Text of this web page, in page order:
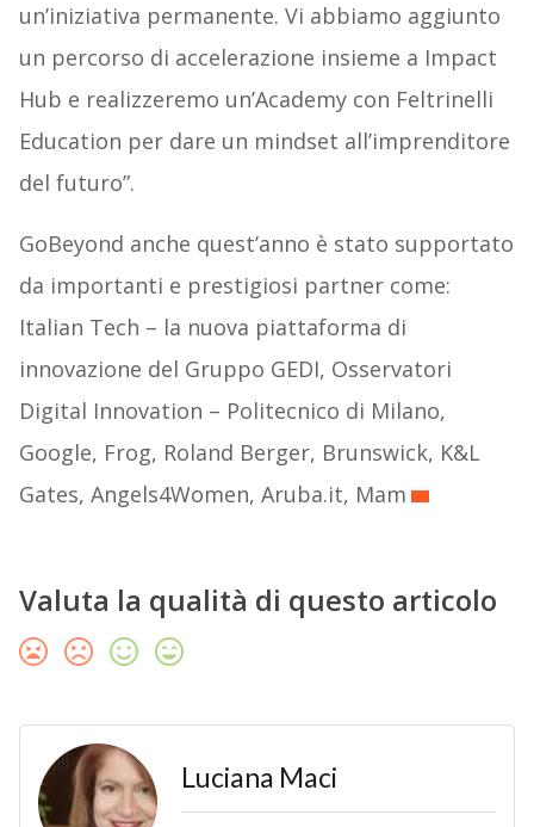
un’iniziativa permanente. Vi abbiamo aggiunto
un percorso di accelerazione insieme a Impact
Hub e realizzeremo un’Academy con Feltrinelli
Education per dare un mindset all’imprenditore
del futuro”.
GoBeyond anche quest’anno è stato supportato
da importanti e prestigiosi partner come:
Italian Tech – la nuova piattaforma di
innovazione del Gruppo GEDI, Osservatori
Digital Innovation – Politecnico di Milano,
Google, Frog, Roland Berger, Brunswick, K&L
Gates, Angels4Women, Aruba.it, Mam
Valuta la qualità di questo articolo
Luciana Maci